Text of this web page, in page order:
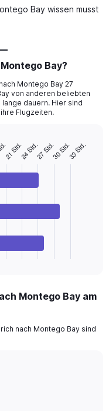
Bay wissen musst
Bay?
Montego Bay 27
von anderen beliebten
dauern. Hier sind
Flugzeiten.
24 Std. 30 Std.
21 Std. 27 Std. 33 Std.
Montego Bay am
nach Montego Bay sind